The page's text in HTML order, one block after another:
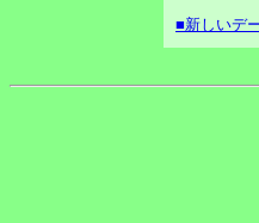
■新しいデ